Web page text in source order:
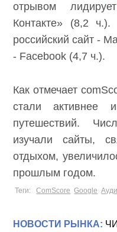
отрывом
Контакте» (8,2
российский сайт -
- Facebook (4,7 ч.).
Как отмечает
стали активнее
путешествий.
изучали сайты,
отдыхом,
прошлым годом.
Теги: ComScore Google
НОВОСТИ РЫНКА: